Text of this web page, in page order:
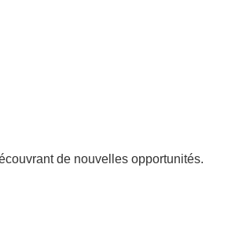
de nouvelles opportunités.